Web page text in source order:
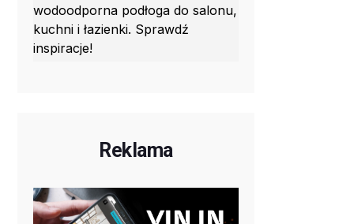
wodoodporna podłoga do salonu,
kuchni i łazienki. Sprawdź
inspiracje!
Reklama